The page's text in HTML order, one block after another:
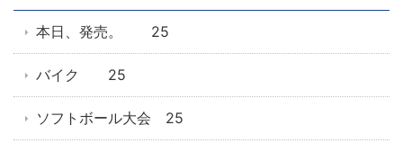
本日、発売。 25
バイク 25
ソフトボール大会 25